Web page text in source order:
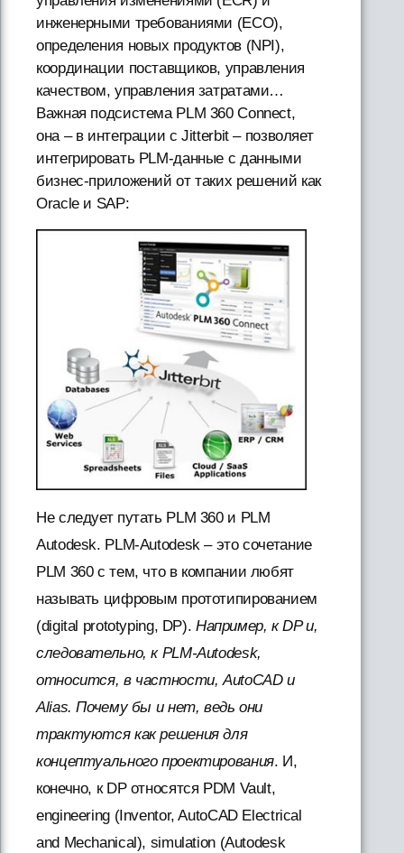
инженерными требованиями (ECO),
определения новых продуктов (NPI),
координации поставщиков, управления
качеством, управления затратами…
Важная подсистема PLM 360 Connect,
она – в интеграции с Jitterbit – позволяет
интегрировать PLM-данные с данными
бизнес-приложений от таких решений как
Oracle и SAP:
Не следует путать PLM 360 и PLM
Autodesk. PLM-Autodesk – это сочетание
PLM 360 с тем, что в компании любят
называть цифровым прототипированием
(digital prototyping, DP). Например, к DP и,
следовательно, к PLM-Autodesk,
относится, в частности, AutoCAD и
Alias. Почему бы и нет, ведь они
трактуются как решения для
концептуального проектирования. И,
конечно, к DP относятся PDM Vault,
engineering (Inventor, AutoCAD Electrical
and Mechanical), simulation (Autodesk